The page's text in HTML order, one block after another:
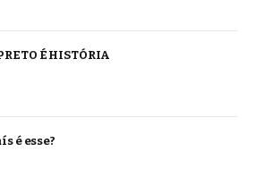
É HISTÓRIA
é esse?